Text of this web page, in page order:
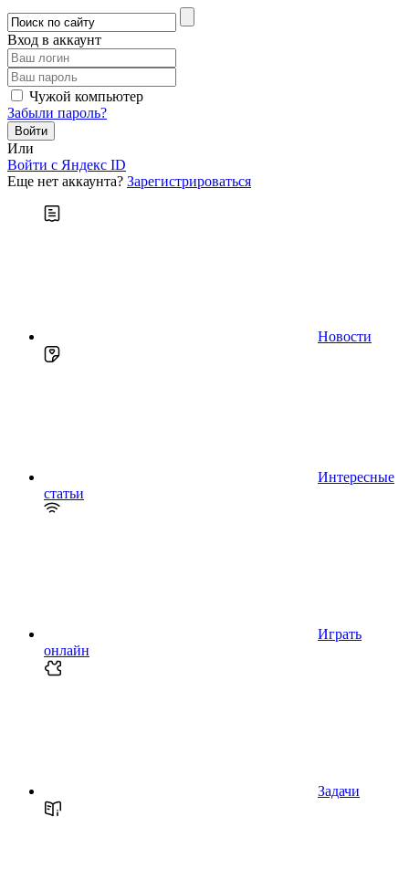
Вход в аккаунт
Чужой компьютер
Забыли пароль?
Или
Войти c Яндекс ID
Еще нет аккаунта? Зарегистрироваться
Новости
Интересные
статьи
Играть
онлайн
Задачи